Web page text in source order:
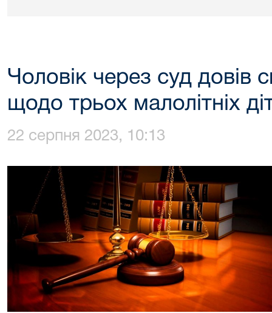
Чоловік через суд довів
щодо трьох малолітніх
22 серпня 2023, 10:13